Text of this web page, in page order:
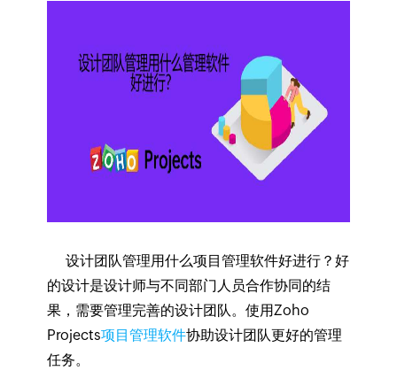
设计团队管理用什么项目管理软件好进行？好
的设计是设计师与不同部门人员合作协同的结
果，需要管理完善的设计团队。使用Zoho
Projects项目管理软件协助设计团队更好的管理
任务。